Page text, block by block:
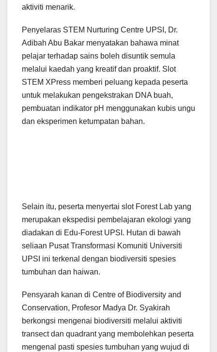
aktiviti menarik.
Penyelaras STEM Nurturing Centre UPSI, Dr.
Adibah Abu Bakar menyatakan bahawa minat
pelajar terhadap sains boleh disuntik semula
melalui kaedah yang kreatif dan proaktif. Slot
STEM XPress memberi peluang kepada peserta
untuk melakukan pengekstrakan DNA buah,
pembuatan indikator pH menggunakan kubis ungu
dan eksperimen ketumpatan bahan.
Selain itu, peserta menyertai slot Forest Lab yang
merupakan ekspedisi pembelajaran ekologi yang
diadakan di Edu-Forest UPSI. Hutan di bawah
seliaan Pusat Transformasi Komuniti Universiti
UPSI ini terkenal dengan biodiversiti spesies
tumbuhan dan haiwan.
Pensyarah kanan di Centre of Biodiversity and
Conservation, Profesor Madya Dr. Syakirah
berkongsi mengenai biodiversiti melalui aktiviti
transect dan quadrant yang membolehkan peserta
mengenal pasti spesies tumbuhan yang wujud di